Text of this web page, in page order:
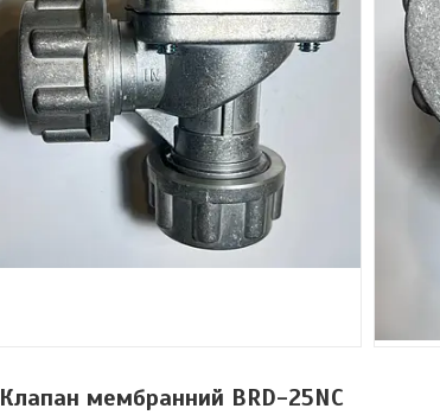
Клапан мембранний BRD-25NC